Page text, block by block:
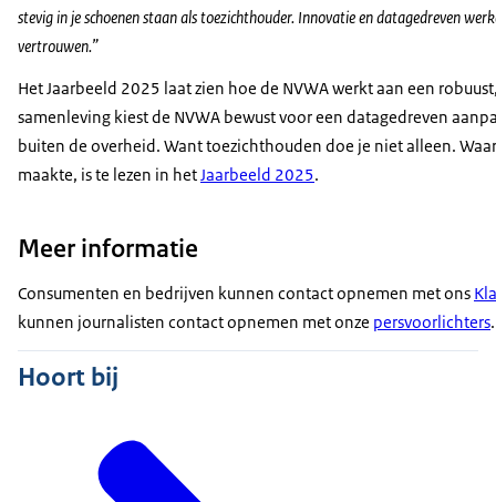
stevig in je schoenen staan als toezichthouder. Innovatie en datagedreven
vertrouwen.”
Het Jaarbeeld 2025 laat zien hoe de NVWA werkt aan een
samenleving kiest de NVWA bewust voor een datagedreven
buiten de overheid. Want toezichthouden doe je niet alleen.
maakte, is te lezen in hetJaarbeeld 2025.
Meer informatie
Consumenten en bedrijven kunnen contact opnemen met ons
kunnen journalisten contact opnemen met onze persvoorlichters.
Hoort bij